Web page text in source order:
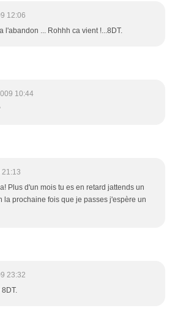
12:06
l'abandon ... Rohhh ca vient !...8DT.
10:44
21:13
Plus d'un mois tu es en retard jattends un
la prochaine fois que je passes j'espère un
23:32